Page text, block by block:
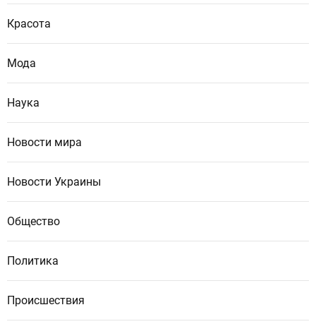
Красота
Мода
Наука
Новости мира
Новости Украины
Общество
Политика
Происшествия